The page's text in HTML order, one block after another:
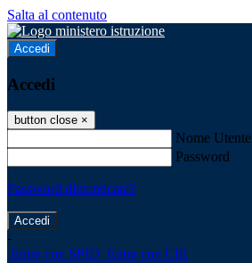
Salta al contenuto
Accedi
Accedi
button close ×
Nome Utente
Password
Password dimenticata?
-
Entra con SPID Entra con CIE